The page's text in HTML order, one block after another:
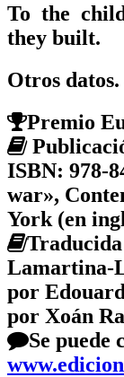
To the
they built.
Otros datos.
Premio
ISBN: 978-
war»,
York (en
Lamartina-
por
por Xoán
Se puede